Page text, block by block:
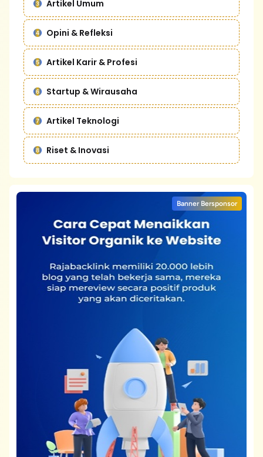
Artikel Umum
Opini & Refleksi
Artikel Karir & Profesi
Startup & Wirausaha
Artikel Teknologi
Riset & Inovasi
Banner Bersponsor